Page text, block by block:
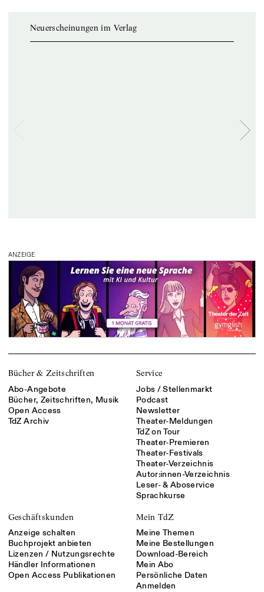
Neuerscheinungen im Verlag
ANZEIGE
Bücher & Zeitschriften
Abo-Angebote
Bücher, Zeitschriften, Musik
Open Access
TdZ Archiv
Service
Jobs / Stellenmarkt
Podcast
Newsletter
Theater-Meldungen
TdZ on Tour
Theater-Premieren
Theater-Festivals
Theater-Verzeichnis
Autor:innen-Verzeichnis
Leser- & Aboservice
Sprachkurse
Geschäftskunden
Anzeige schalten
Buchprojekt anbieten
Lizenzen / Nutzungsrechte
Händler Informationen
Open Access Publikationen
Mein TdZ
Meine Themen
Meine Bestellungen
Download-Bereich
Mein Abo
Persönliche Daten
Anmelden